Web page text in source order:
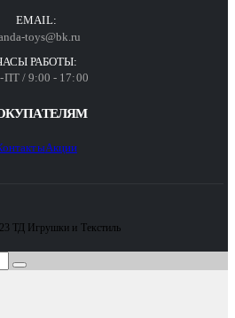
EMAIL:
toys@bk.ru
РАБОТЫ:
/ 9:00 - 17:00
Акции
ТД Игрушки и Текстиль